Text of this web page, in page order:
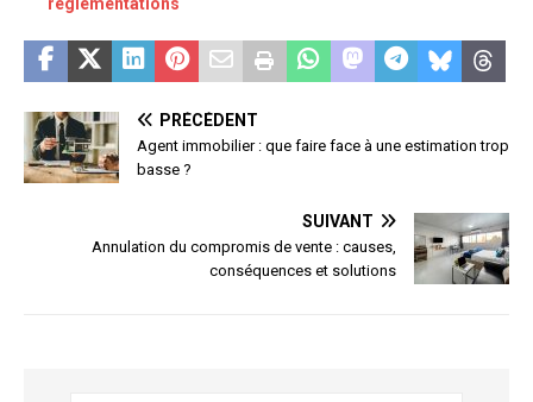
PRÉCÉDENT
Agent immobilier : que faire face à une estimation trop
basse ?
SUIVANT
Annulation du compromis de vente : causes,
conséquences et solutions